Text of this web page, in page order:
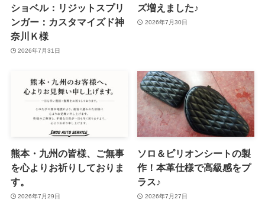
ショベル：リジットスプリ
ンガー：カスタマイズド神
奈川Ｋ様
2026年7月31日
ズ増えました♪
2026年7月30日
熊本・九州の皆様、ご無事
を心よりお祈りしておりま
す。
2026年7月29日
ソロ＆ピリオンシートの製
作！本革仕様で高級感をプ
ラス♪
2026年7月27日